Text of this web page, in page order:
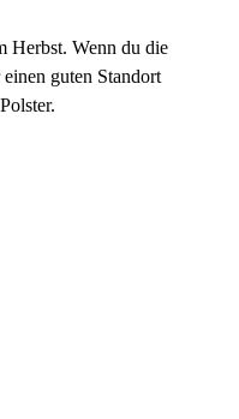
Herbst. Wenn du die
guten Standort